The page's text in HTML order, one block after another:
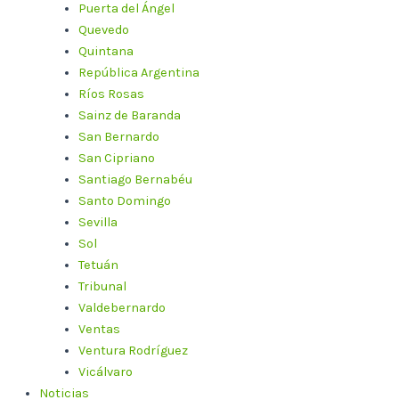
Puerta del Ángel
Quevedo
Quintana
República Argentina
Ríos Rosas
Sainz de Baranda
San Bernardo
San Cipriano
Santiago Bernabéu
Santo Domingo
Sevilla
Sol
Tetuán
Tribunal
Valdebernardo
Ventas
Ventura Rodríguez
Vicálvaro
Noticias